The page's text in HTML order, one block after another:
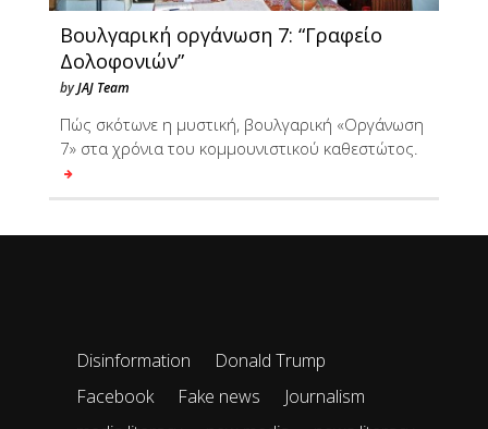
Βουλγαρική οργάνωση 7: “Γραφείο
Δολοφονιών”
byJAJ Team
Πώς σκότωνε η μυστική, βουλγαρική «Οργάνωση
7» στα χρόνια του κομμουνιστικού καθεστώτος.
Disinformation
Donald Trump
Facebook
Fake news
Journalism